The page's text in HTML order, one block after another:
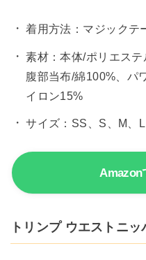
着用方法：マジックテ
素材：本体/ポリエステ
腹部当布/綿100%、パ
イロン15%
サイズ：SS、S、M、
Amazon
トリンプ ウエストニ